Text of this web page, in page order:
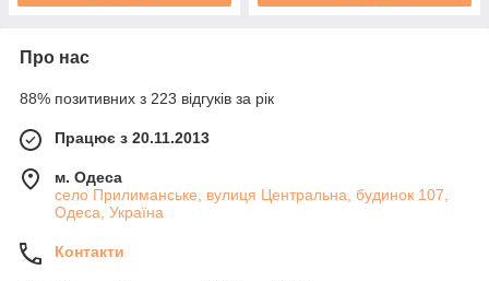
Про нас
88% позитивних з 223 відгуків за рік
Працює з 20.11.2013
м. Одеса
село Прилиманське, вулиця Центральна, будинок 107,
Одеса, Україна
Контакти